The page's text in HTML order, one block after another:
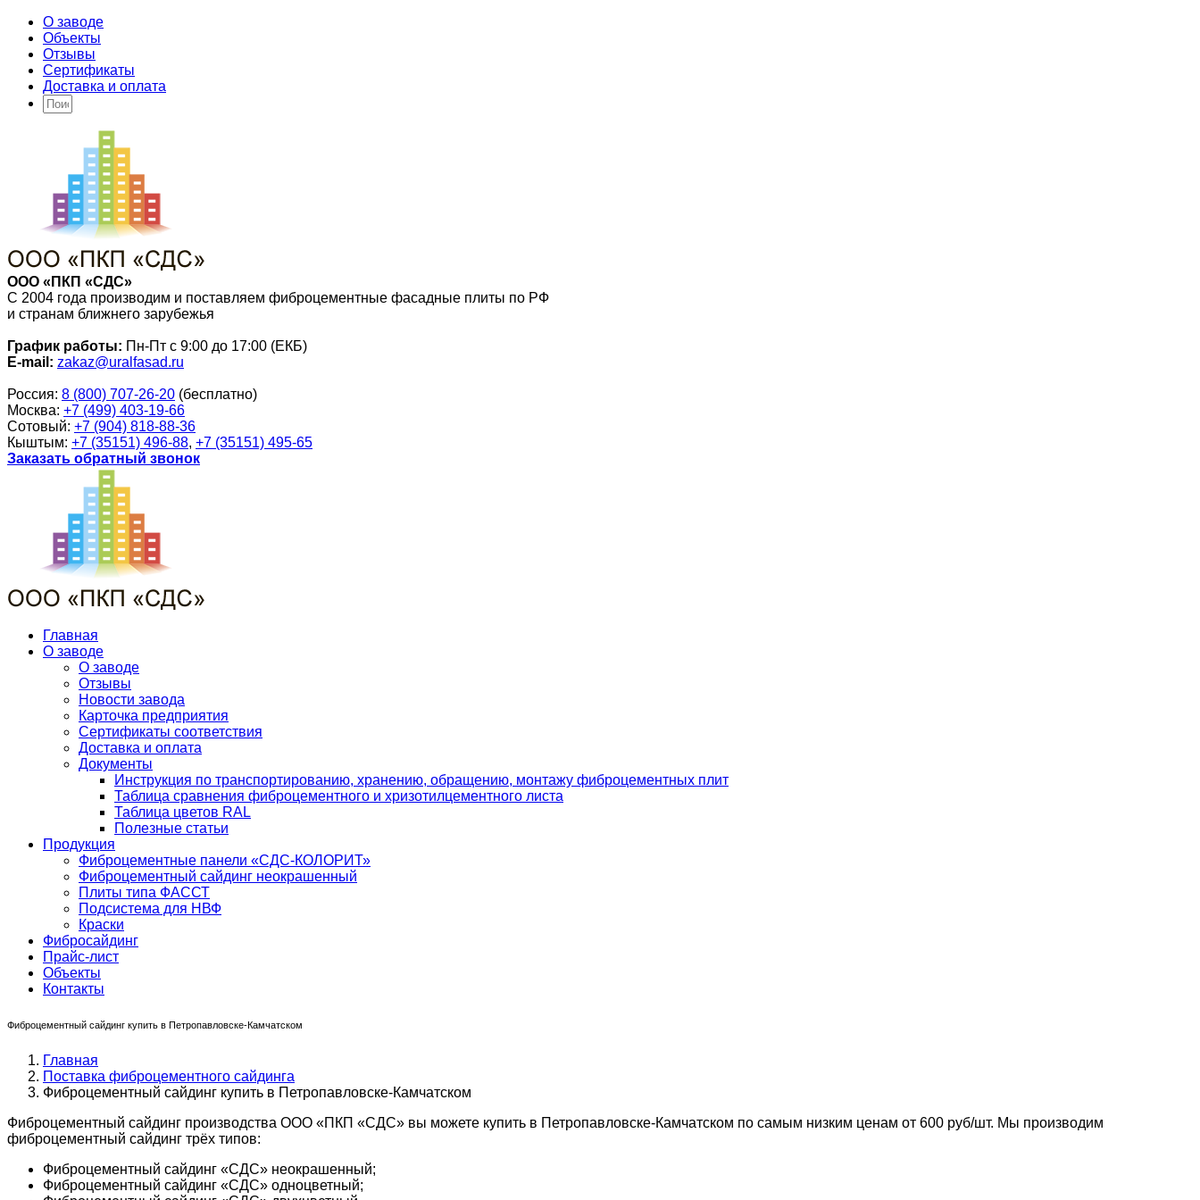
О заводе
Объекты
Отзывы
Сертификаты
Доставка и оплата
ООО «ПКП «СДС»
С 2004 года производим и поставляем фиброцементные фасадные плиты по РФ
и странам ближнего зарубежья
График работы: Пн-Пт с 9:00 до 17:00 (ЕКБ)
E-mail: zakaz@uralfasad.ru
Россия: 8 (800) 707-26-20 (бесплатно)
Москва: +7 (499) 403-19-66
Сотовый: +7 (904) 818-88-36
Кыштым: +7 (35151) 496-88, +7 (35151) 495-65
Заказать обратный звонок
Главная
О заводе
О заводе
Отзывы
Новости завода
Карточка предприятия
Сертификаты соответствия
Доставка и оплата
Документы
Инструкция по транспортированию, хранению, обращению, монтажу фиброцементных плит
Таблица сравнения фиброцементного и хризотилцементного листа
Таблица цветов RAL
Полезные статьи
Продукция
Фиброцементные панели «СДС-КОЛОРИТ»
Фиброцементный сайдинг неокрашенный
Плиты типа ФАССТ
Подсистема для НВФ
Краски
Фибросайдинг
Прайс-лист
Объекты
Контакты
Фиброцементный сайдинг купить в Петропавловске-Камчатском
Главная
Поставка фиброцементного сайдинга
Фиброцементный сайдинг купить в Петропавловске-Камчатском
Фиброцементный сайдинг производства ООО «ПКП «СДС» вы можете купить в Петропавловске-Камчатском по самым низким ценам от 600 руб/шт. Мы производим
фиброцементный сайдинг трёх типов:
Фиброцементный сайдинг «СДС» неокрашенный;
Фиброцементный сайдинг «СДС» одноцветный;